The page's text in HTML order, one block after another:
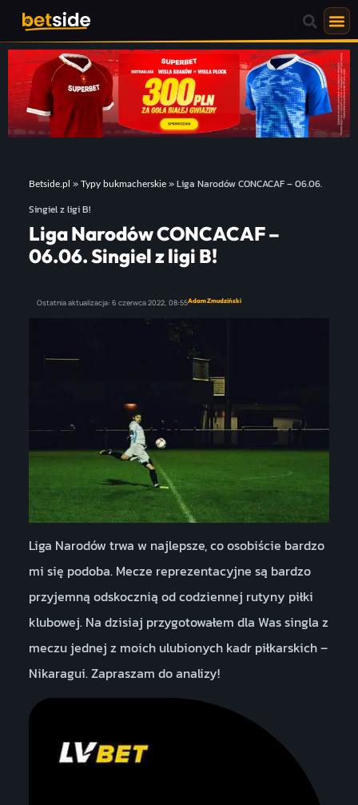
Betside.pl » Typy bukmacherskie»Liga Narodów CONCACAF – 06.06.
Singiel z ligi B!
Liga Narodów CONCACAF –
06.06. Singiel z ligi B!
Ostatnia aktualizacja: 6 czerwca 2022, 08:55Adam Zmudziński
Liga Narodów trwa w najlepsze, co osobiście bardzo
mi się podoba. Mecze reprezentacyjne są bardzo
przyjemną odskocznią od codziennej rutyny piłki
klubowej. Na dzisiaj przygotowałem dla Was singla z
meczu jednej z moich ulubionych kadr piłkarskich –
Nikaragui. Zapraszam do analizy!